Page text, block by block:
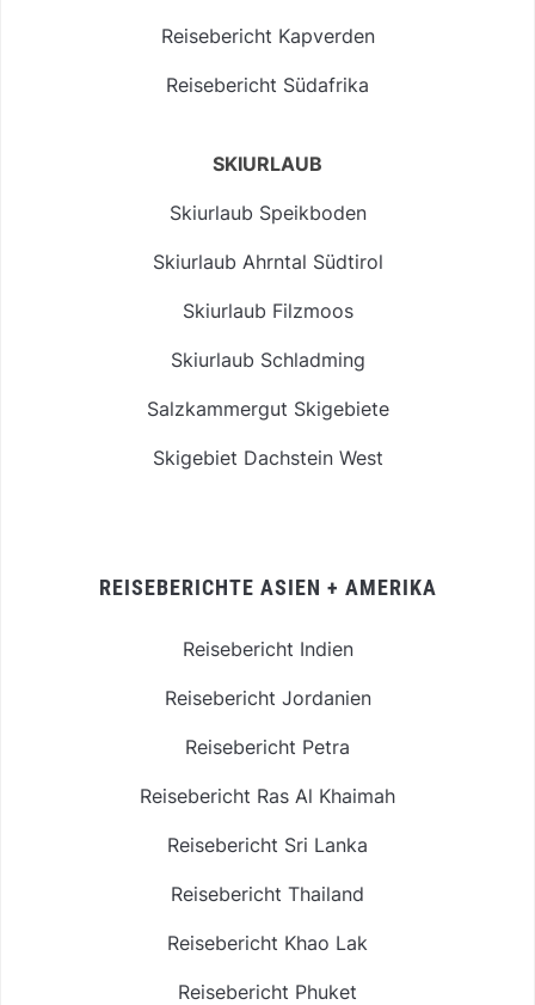
Reisebericht Kapverden
Reisebericht Südafrika
SKIURLAUB
Skiurlaub Speikboden
Skiurlaub Ahrntal Südtirol
Skiurlaub Filzmoos
Skiurlaub Schladming
Salzkammergut Skigebiete
Skigebiet Dachstein West
REISEBERICHTE ASIEN + AMERIKA
Reisebericht Indien
Reisebericht Jordanien
Reisebericht Petra
Reisebericht Ras Al Khaimah
Reisebericht Sri Lanka
Reisebericht Thailand
Reisebericht Khao Lak
Reisebericht Phuket